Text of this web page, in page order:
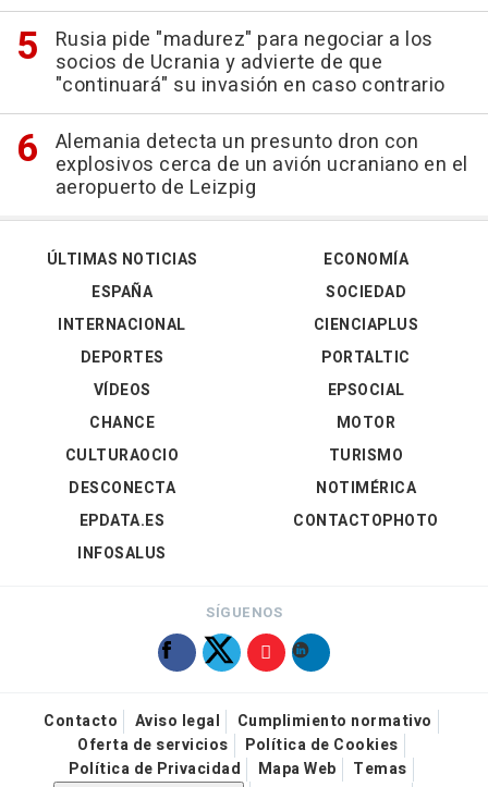
Rusia pide "madurez" para negociar a los
socios de Ucrania y advierte de que
"continuará" su invasión en caso contrario
Alemania detecta un presunto dron con
explosivos cerca de un avión ucraniano en el
aeropuerto de Leizpig
ÚLTIMAS NOTICIAS
ESPAÑA
INTERNACIONAL
DEPORTES
VÍDEOS
ECONOMÍA
SOCIEDAD
CIENCIAPLUS
PORTALTIC
EPSOCIAL
CHANCE
CULTURAOCIO
DESCONECTA
EPDATA.ES
INFOSALUS
MOTOR
TURISMO
NOTIMÉRICA
CONTACTOPHOTO
SÍGUENOS
Contacto Aviso legal
Cumplimiento normativo
Oferta de servicios
Política de Cookies
Política de Privacidad
Mapa Web
Temas